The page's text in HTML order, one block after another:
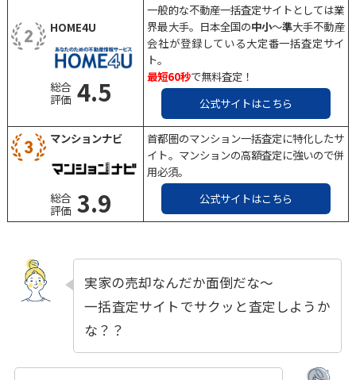
HOME4U
総合
評価 4.5
一般的な不動産一括査定サイトとしては業
界最大手。日本全国の中小〜準大手不動産
会社が登録している大定番一括査定サイ
ト。
最短60秒で無料査定！
公式サイトはこちら
マンションナビ
総合
評価 3.9
首都圏のマンション一括査定に特化したサ
イト。マンションの高額査定に強いので併
用必須。
公式サイトはこちら
実家の売却なんだか面倒だな〜
一括査定サイトでサクッと査定しようか
な？？